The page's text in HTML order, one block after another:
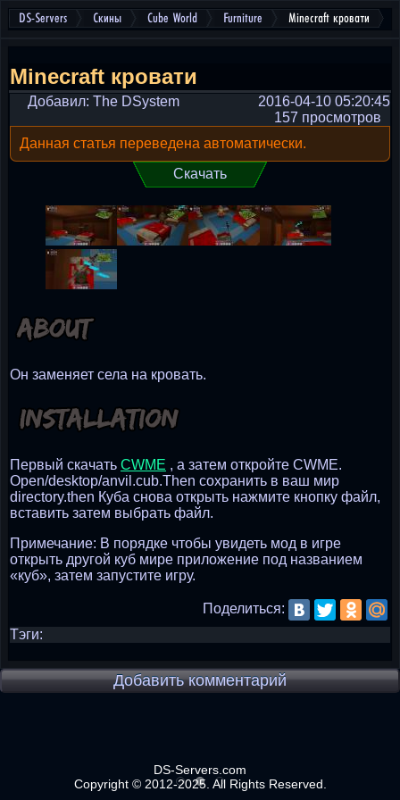
DS-Servers Скины Cube World Furniture Minecraft кровати
Minecraft кровати
Добавил: The DSystem
2016-04-10 05:20:45
157 просмотров
Данная статья переведена автоматически.
Скачать
Он заменяет села на кровать.
Первый скачать CWME , а затем откройте CWME.
Open/desktop/anvil.cub.Then сохранить в ваш мир
directory.then Куба снова открыть нажмите кнопку файл,
вставить затем выбрать файл.
Примечание: В порядке чтобы увидеть мод в игре
открыть другой куб мире приложение под названием
«куб», затем запустите игру.
Поделиться:
Тэги:
Добавить комментарий
DS-Servers.com
Copyright © 2012-2025. All Rights Reserved.